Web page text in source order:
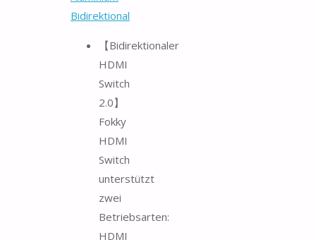
Bidirektional
【Bidirektionaler
HDMI
Switch
2.0】
Fokky
HDMI
Switch
unterstützt
zwei
Betriebsarten:
HDMI